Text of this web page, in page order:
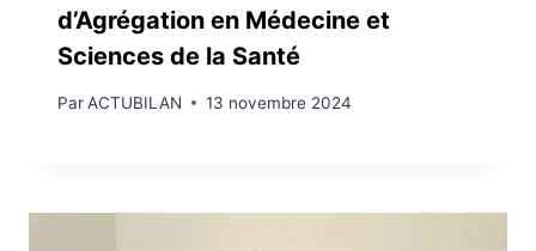
d’Agrégation en Médecine et
Sciences de la Santé
ParACTUBILAN 13 novembre 2024